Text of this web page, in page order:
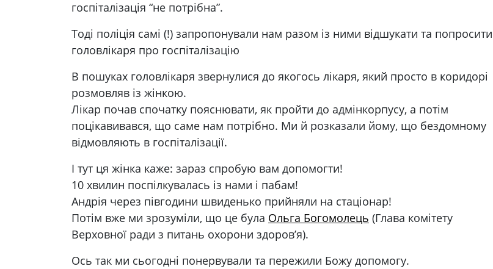
госпіталізація “не потрібна”.
Тоді поліція самі (!) запропонували нам разом із ними відшукати та попросити
головлікаря про госпіталізацію
В пошуках головлікаря звернулися до якогось лікаря, який просто в коридорі
розмовляв із жінкою.
Лікар почав спочатку пояснювати, як пройти до адмінкорпусу, а потім
поцікавивався, що саме нам потрібно. Ми й розказали йому, що бездомному
відмовляють в госпіталізації.
І тут ця жінка каже: зараз спробую вам допомогти!
10 хвилин поспілкувалась із нами і пабам!
Андрія через півгодини швиденько прийняли на стаціонар!
Потім вже ми зрозуміли, що це була Ольга Богомолець (Глава комітету
Верховної ради з питань охорони здоров’я).
Ось так ми сьогодні понервували та пережили Божу допомогу.